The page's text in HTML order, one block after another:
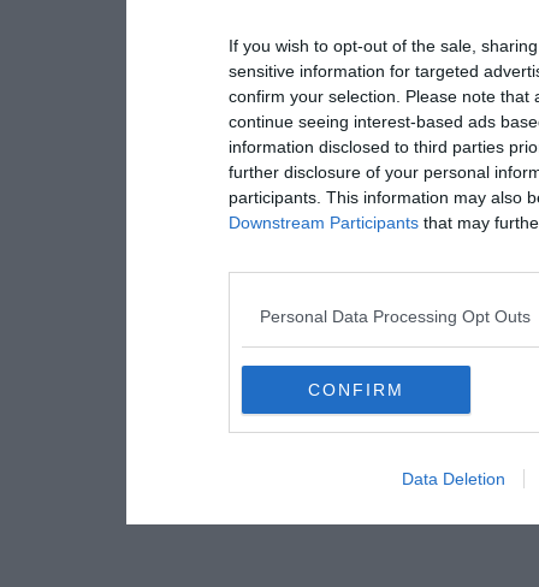
If you wish to opt-out of the sale,
sensitive information for targeted
confirm your selection. Please note
continue seeing interest-based ads
information disclosed to third parties
further disclosure of your personal
participants. This information may also
Downstream Participants that may
Personal Data Processing Opt Outs
CONFIRM
Data Deletion